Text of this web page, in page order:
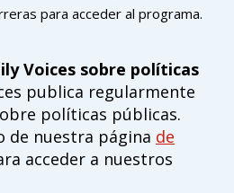
para acceder al programa.
Voices sobre políticas
publica regularmente
políticas públicas.
de nuestra página de
acceder a nuestros